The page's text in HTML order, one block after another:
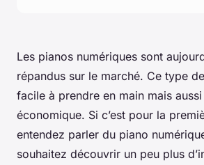
Les pianos numériques sont
répandus sur le marché. Ce type
facile à prendre en main mais
économique. Si c’est pour la
entendez parler du piano
souhaitez découvrir un peu plus